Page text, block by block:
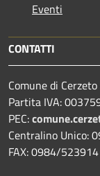
Eventi
CONTATTI
Comune di
Partita IVA:
PEC:
Centralino Unico:
FAX: 0984/523914